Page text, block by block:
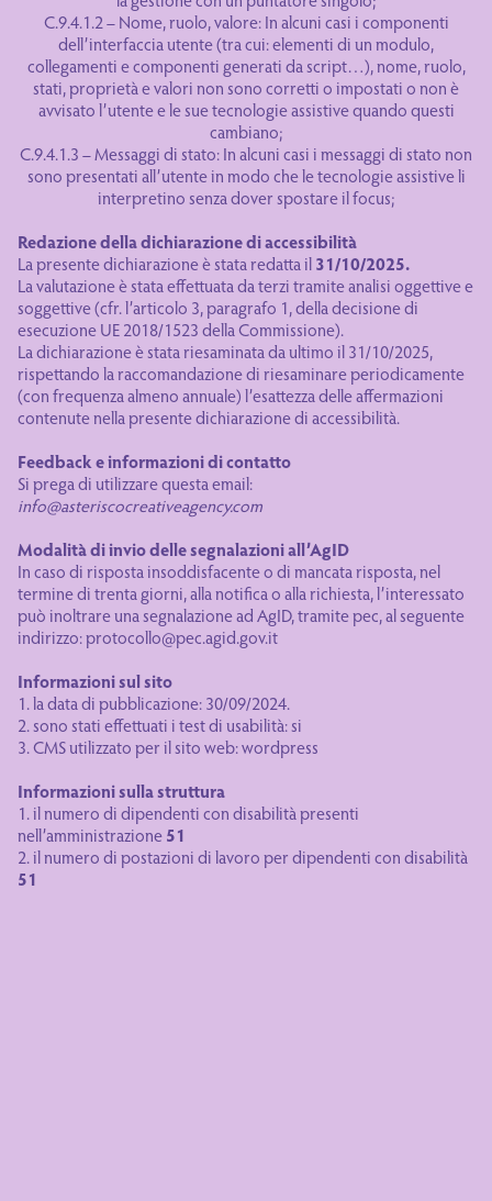
C.9.4.1.2 – Nome, ruolo, valore: In alcuni casi i componenti
dell’interfaccia utente (tra cui: elementi di un modulo,
collegamenti e componenti generati da script…), nome, ruolo,
stati, proprietà e valori non sono corretti o impostati o non è
avvisato l’utente e le sue tecnologie assistive quando questi
cambiano;
C.9.4.1.3 – Messaggi di stato: In alcuni casi i messaggi di stato non
sono presentati all’utente in modo che le tecnologie assistive li
interpretino senza dover spostare il focus;
Redazione della dichiarazione di accessibilità
La presente dichiarazione è stata redatta il31/10/2025.
La valutazione è stata effettuata da terzi tramite analisi oggettive e
soggettive (cfr. l’articolo 3, paragrafo 1, della decisione di
esecuzione UE 2018/1523 della Commissione).
La dichiarazione è stata riesaminata da ultimo il 31/10/2025,
rispettando la raccomandazione di riesaminare periodicamente
(con frequenza almeno annuale) l’esattezza delle affermazioni
contenute nella presente dichiarazione di accessibilità.
Feedback e informazioni di contatto
Si prega di utilizzare questa email:
info@asteriscocreativeagency.com
Modalità di invio delle segnalazioni all’AgID
In caso di risposta insoddisfacente o di mancata risposta, nel
termine di trenta giorni, alla notifica o alla richiesta, l’interessato
può inoltrare una segnalazione ad AgID, tramite pec, al seguente
indirizzo: protocollo@pec.agid.gov.it
Informazioni sul sito
1. la data di pubblicazione: 30/09/2024.
2. sono stati effettuati i test di usabilità: si
3. CMS utilizzato per il sito web: wordpress
Informazioni sulla struttura
1. il numero di dipendenti con disabilità presenti
nell’amministrazione51
2. il numero di postazioni di lavoro per dipendenti con disabilità
51